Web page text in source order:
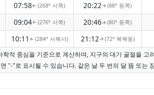
07:58↑(268° 서쪽) 20:22↑(88° 동쪽)
09:04↑(276° 서쪽) 20:46↑(80° 동쪽)
10:11 ↑(284° 서북서) 21:12↑(72° 북북동)
적 중심을 기준으로 계산하며, 지구의 대기 굴절을
"-"로 표시될 수 있습니다. 같은 날 두 번의 달 뜸 또